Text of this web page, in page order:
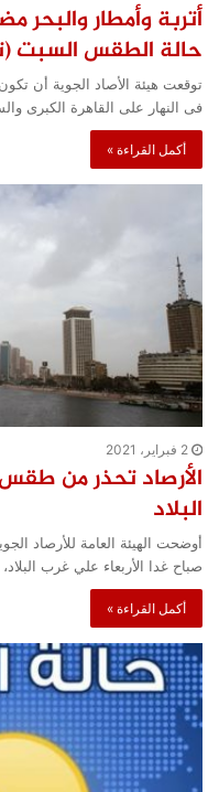
حالة الطقس السبت
توقعت هيئة الأصاد الجوية أن
فى النهار على القاهرة الكبرى
أكمل القراءة »
2 فبراير، 2021
الأرصاد تحذر من طقس
البلاد
أوضحت الهيئة العامة للأرصاد
صباح غدا الأربعاء علي غرب
أكمل القراءة »